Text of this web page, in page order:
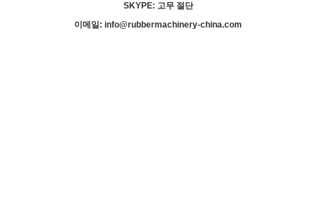
SKYPE: 고무 절단
이메일: info@rubbermachinery-china.com